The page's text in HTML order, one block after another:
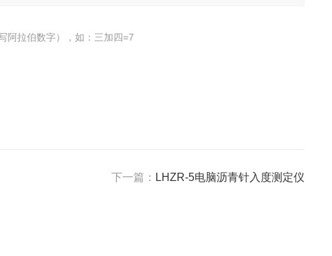
阿拉伯数字），如：三加四=7
下一篇： LHZR-5电脑沥青针入度测定仪